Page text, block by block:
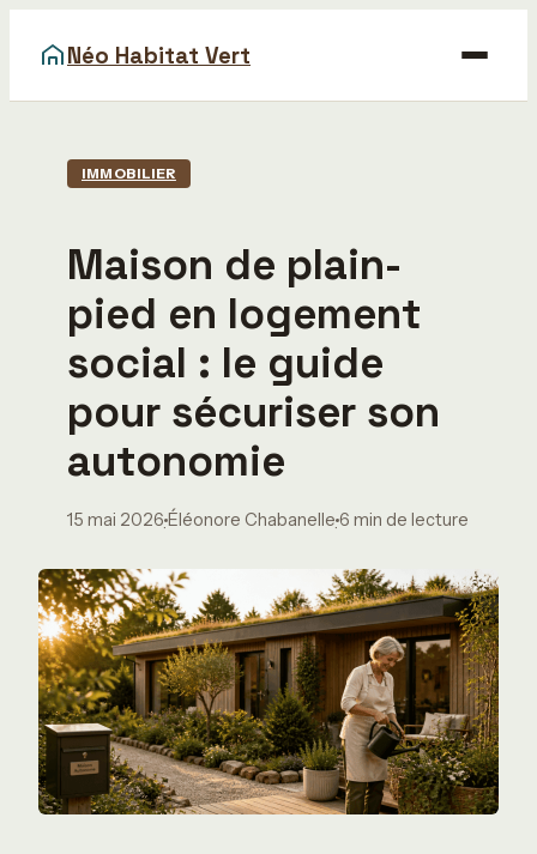
Néo Habitat Vert
Maison
Déco
Gastronomie
Immobilier
IMMOBILIER
Maison de plain-
pied en logement
social : le guide
pour sécuriser son
autonomie
15 mai 2026·Éléonore Chabanelle·6 min de lecture